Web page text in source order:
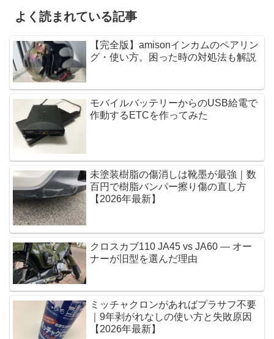
よく読まれている記事
【完全版】amisonインカムのペアリン
グ・使い方。困った時の対処法も解説
モバイルバッテリーからのUSB給電で
作動するETCを作ってみた
未塗装樹脂の傷消しは靴墨が最強｜数
百円で樹脂バンパー擦り傷の直し方
【2026年最新】
クロスカブ110 JA45 vs JA60 — オー
ナーが旧型を選んだ理由
ミッチャクロンがあればプラサフ不要
｜9年剥がれなしの使い方と失敗原因
【2026年最新】